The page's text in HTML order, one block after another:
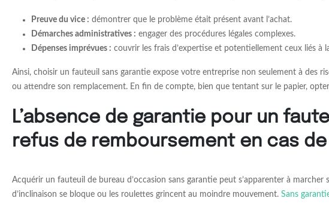
Preuve du vice : démontrer que le problème était présent avant l’achat.
Démarches administratives : engager des procédures légales complexes.
Dépenses imprévues : couvrir les frais d’expertise et potentiellement ceux liés
Ainsi, choisir un fauteuil sans garantie expose votre entreprise non seulement à des
ou attendre son remplacement. En fin de compte, bien que tentant sur le papier,
L’absence de garantie pour un
refus de remboursement en cas
Acquérir un fauteuil de bureau d’occasion sans garantie peut s’apparenter à
d’inclinaison se bloque ou les roulettes grincent au moindre mouvement. Sans